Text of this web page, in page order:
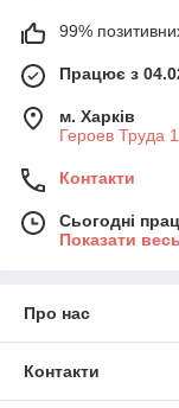
99%
Працює з
м. Харків
Героев Труда
Контакти
Сьогодні
Показати
Про нас
Контакти